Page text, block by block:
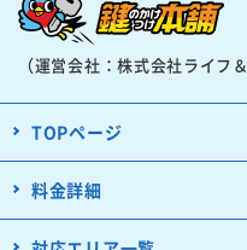
（運営会社：株式会社ライフ
TOPページ
料金詳細